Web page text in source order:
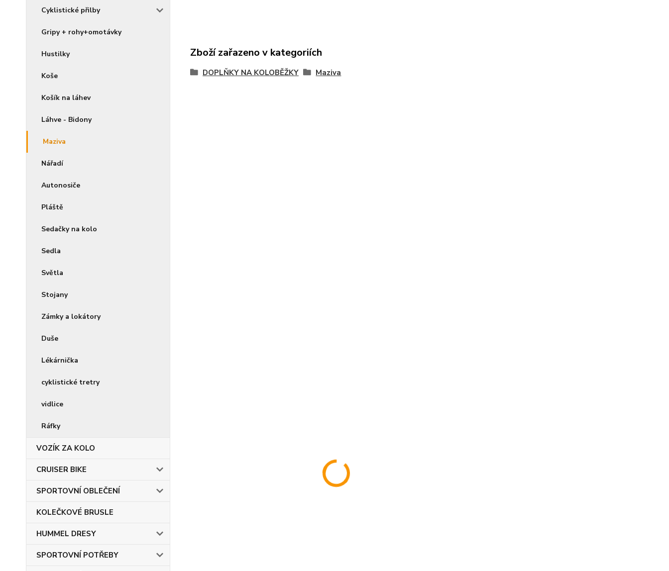
Cyklistické přilby
Gripy + rohy+omotávky
Hustilky
Koše
Košík na láhev
Láhve - Bidony
Maziva
Nářadí
Autonosiče
Pláště
Sedačky na kolo
Sedla
Světla
Stojany
Zámky a lokátory
Duše
Lékárnička
cyklistické tretry
vidlice
Ráfky
VOZÍK ZA KOLO
CRUISER BIKE
SPORTOVNÍ OBLEČENÍ
KOLEČKOVÉ BRUSLE
HUMMEL DRESY
SPORTOVNÍ POTŘEBY
Zboží zařazeno v kategoriích
DOPLŇKY NA KOLOBĚŽKY Maziva